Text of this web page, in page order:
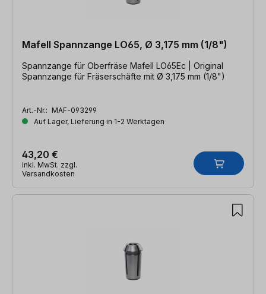
Mafell Spannzange LO65, Ø 3,175 mm (1/8")
Spannzange für Oberfräse Mafell LO65Ec | Original
Spannzange für Fräserschäfte mit Ø 3,175 mm (1/8")
Art.-Nr.: MAF-093299
Auf Lager, Lieferung in 1-2 Werktagen
43,20 €
inkl. MwSt. zzgl.
Versandkosten